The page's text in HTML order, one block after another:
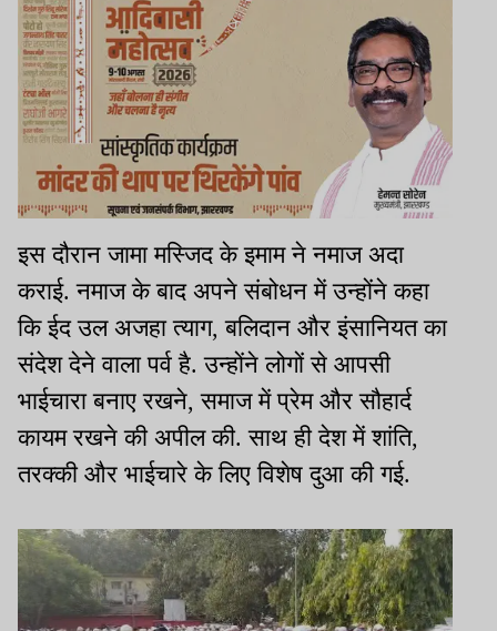
इस दौरान जामा मस्जिद के इमाम ने नमाज अदा
कराई. नमाज के बाद अपने संबोधन में उन्होंने कहा
कि ईद उल अजहा त्याग, बलिदान और इंसानियत का
संदेश देने वाला पर्व है. उन्होंने लोगों से आपसी
भाईचारा बनाए रखने, समाज में प्रेम और सौहार्द
कायम रखने की अपील की. साथ ही देश में शांति,
तरक्की और भाईचारे के लिए विशेष दुआ की गई.